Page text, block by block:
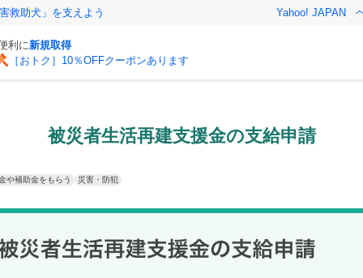
救助犬」を支えよう Yahoo! JAPAN
利に新規取得
［おトク］10％OFFクーポンあります
被災者生活再建支援金の支給申請
や補助金をもらう 災害・防犯